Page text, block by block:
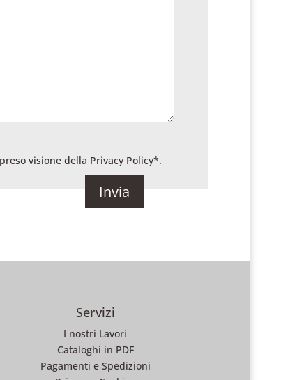
visione della Privacy Policy*.
Servizi
I nostri Lavori
Cataloghi in PDF
Pagamenti e Spedizioni